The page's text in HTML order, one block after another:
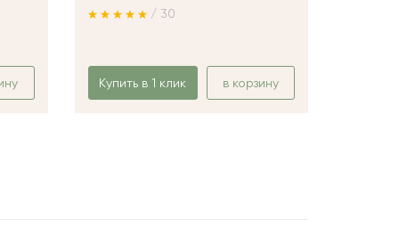
/ 30
Купить в 1 клик в корзину